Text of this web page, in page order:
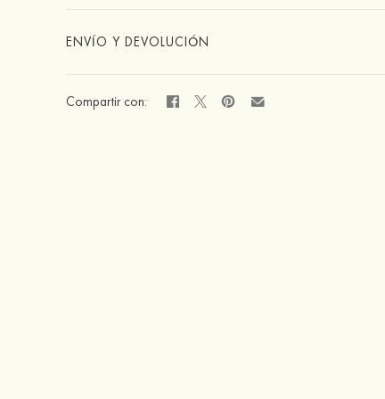
ENVÍO Y DEVOLUCIÓN
Compartir con: